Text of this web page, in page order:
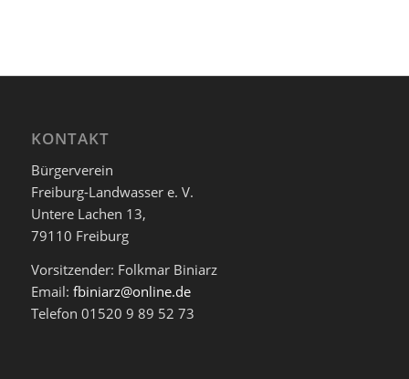
KONTAKT
Bürgerverein
Freiburg-Landwasser e. V.
Untere Lachen 13,
79110 Freiburg
Vorsitzender: Folkmar Biniarz
Email: fbiniarz@online.de
Telefon 01520 9 89 52 73